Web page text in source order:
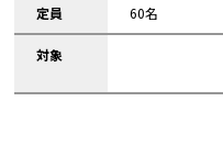
定員 60名
対象